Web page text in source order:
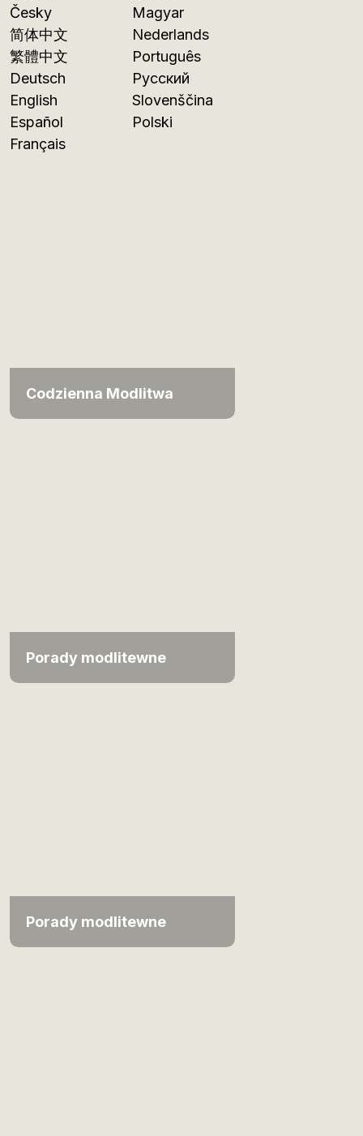
Česky
简体中文
繁體中文
Deutsch
English
Español
Français
Magyar
Nederlands
Português
Русский
Slovenščina
Polski
Codzienna Modlitwa
Porady modlitewne
Porady modlitewne